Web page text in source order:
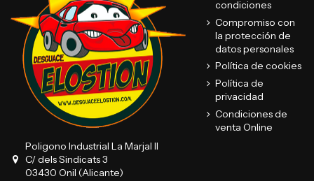
Poligono Industrial La Marjal II
C/ dels Sindicats 3
03430 Onil (Alicante)
condiciones
Compromiso con
la protección de
datos personales
Política de cookies
Política de
privacidad
Condiciones de
venta Online